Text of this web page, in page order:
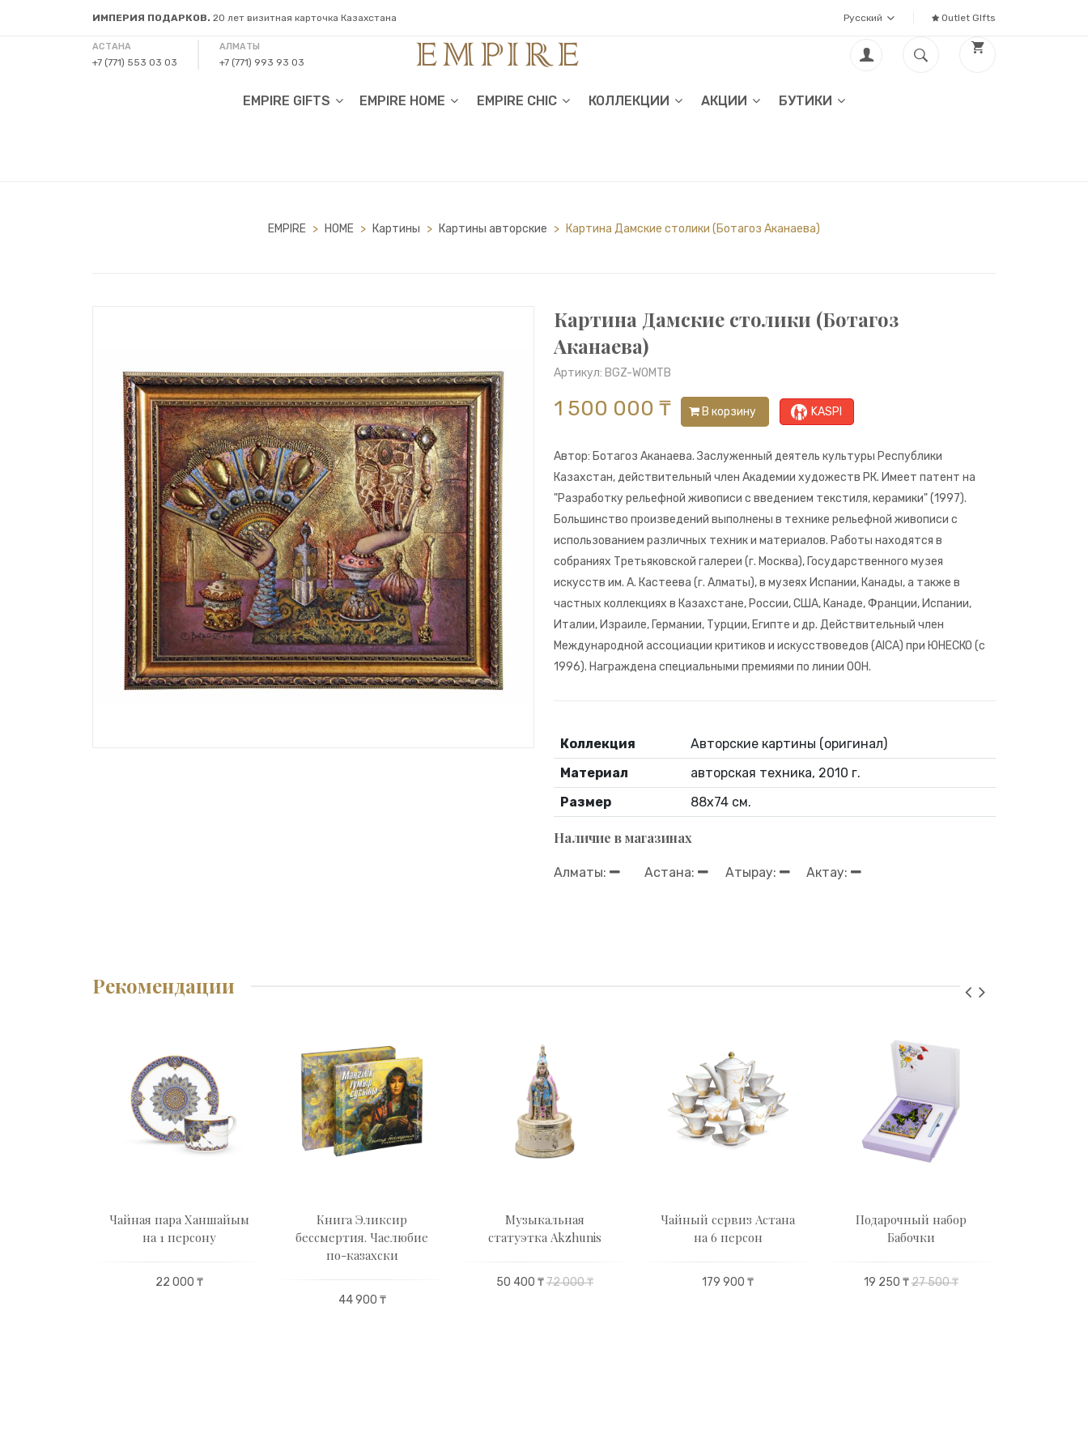
ИМПЕРИЯ ПОДАРКОВ. 20 лет визитная карточка Казахстана Русский Outlet GIfts
АСТАНА
+7 (771) 553 03 03
АЛМАТЫ
+7 (771) 993 93 03
EMPIRE GIFTS EMPIRE HOME EMPIRE CHIC КОЛЛЕКЦИИ АКЦИИ БУТИКИ
EMPIRE > HOME > Картины > Картины авторские > Картина Дамские столики (Ботагоз Аканаева)
Картина Дамские столики (Ботагоз
Аканаева)
Артикул: BGZ-WOMTB
1 500 000 ₸ В корзину KASPI
Автор: Ботагоз Аканаева. Заслуженный деятель культуры Республики
Казахстан, действительный член Академии художеств РК. Имеет патент на
"Разработку рельефной живописи с введением текстиля, керамики" (1997).
Большинство произведений выполнены в технике рельефной живописи с
использованием различных техник и материалов. Работы находятся в
собраниях Третьяковской галереи (г. Москва), Государственного музея
искусств им. А. Кастеева (г. Алматы), в музеях Испании, Канады, а также в
частных коллекциях в Казахстане, России, США, Канаде, Франции, Испании,
Италии, Израиле, Германии, Турции, Египте и др. Действительный член
Международной ассоциации критиков и искусствоведов (AICA) при ЮНЕСКО (с
1996). Награждена специальными премиями по линии ООН.
Коллекция
Авторские картины (оригинал)
Материал
авторская техника, 2010 г.
Размер
88х74 см.
Наличие в магазинах
Алматы: Астана: Атырау: Актау:
Рекомендации
Чайная пара Ханшайым
на 1 персону
22 000 ₸
Книга Эликсир
бессмертия. Чаелюбие
по-казахски
44 900 ₸
Музыкальная
статуэтка Akzhunis
50 400 ₸72 000 ₸
Чайный сервиз Астана
на 6 персон
179 900 ₸
Подарочный набор
Бабочки
19 250 ₸27 500 ₸